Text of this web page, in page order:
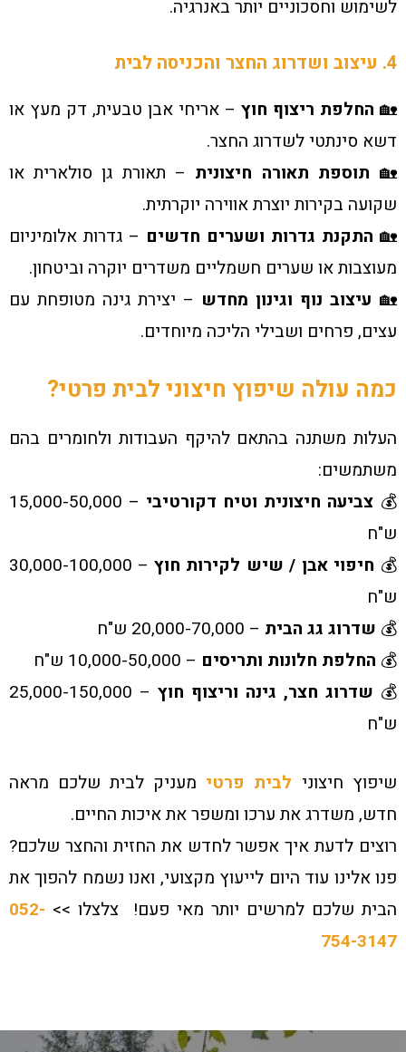
לשימוש וחסכוניים יותר באנרגיה.
4. עיצוב ושדרוג החצר והכניסה לבית
🏡 החלפת ריצוף חוץ – אריחי אבן טבעית, דק מעץ או
דשא סינתטי לשדרוג החצר.
🏡 תוספת תאורה חיצונית – תאורת גן סולארית או
שקועה בקירות יוצרת אווירה יוקרתית.
🏡 התקנת גדרות ושערים חדשים – גדרות אלומיניום
מעוצבות או שערים חשמליים משדרים יוקרה וביטחון.
🏡 עיצוב נוף וגינון מחדש – יצירת גינה מטופחת עם
עצים, פרחים ושבילי הליכה מיוחדים.
כמה עולה שיפוץ חיצוני לבית פרטי?
העלות משתנה בהתאם להיקף העבודות ולחומרים בהם
משתמשים:
💰 צביעה חיצונית וטיח דקורטיבי
– 15,000-50,000
ש"ח
💰 חיפוי אבן / שיש לקירות חוץ
– 30,000-100,000
ש"ח
💰 שדרוג גג הבית – 20,000-70,000 ש"ח
💰 החלפת חלונות ותריסים – 10,000-50,000 ש"ח
💰 שדרוג חצר, גינה וריצוף חוץ
– 25,000-150,000
ש"ח
שיפוץ חיצוני לבית פרטי מעניק לבית שלכם מראה
חדש, משדרג את ערכו ומשפר את איכות החיים.
רוצים לדעת איך אפשר לחדש את החזית והחצר שלכם?
פנו אלינו עוד היום לייעוץ מקצועי, ואנו נשמח להפוך את
הבית שלכם למרשים יותר מאי פעם! צלצלו >> 052-
754-3147